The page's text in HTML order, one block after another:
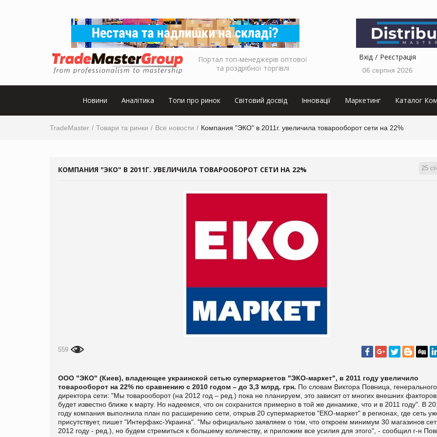
Портал топ-менеджерів оптової
та роздрібної торгівлі
Вхід Реєстрація
06 серпня 2026
Новини Аналітика Топи про ринок Світовий досвід Інновації Маркетинг Каталог
TradeMaster Товари та ринки Все новости Компания "ЭКО" в 2011г. увеличила товарооборот сети на 22%
25
КОМПАНИЯ "ЭКО" В 2011Г. УВЕЛИЧИЛА ТОВАРООБОРОТ СЕТИ НА 22%
559
ООО "ЭКО" (Киев), владеющее украинской сетью супермаркетов "ЭКО-маркет", в 2011 году увеличило
товарооборот на 22% по сравнению с 2010 годом – до 3,3 млрд. грн. По словам Виктора Повница, генерального
директора сети: "Мы товарооборот (на 2012 год – ред.) пока не планируем, это зависит от многих внешних
будет известно ближе к марту. Но надеемся, что он сохранится примерно в той же динамике, что и в 2011 году". В
году компания выполнила план по расширению сети, открыв 20 супермаркетов "ЕКО-маркет" в регионах, где сеть
присутствует, пишет "Интерфакс-Украина". "Мы официально заявляем о том, что откроем минимум 30 магазинов
2012 году - ред.), но будем стремиться к большему количеству, и приложим все усилия для этого", - сообщил г-н